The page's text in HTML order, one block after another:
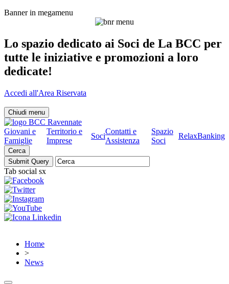
Banner in megamenu
Lo spazio dedicato ai Soci de La BCC per
tutte le iniziative e promozioni a loro
dedicate!
Accedi all'Area Riservata
Chiudi menu
Giovani e
Famiglie
Territorio e
Imprese
Soci
Contatti e
Assistenza
Spazio
Soci
RelaxBanking
Cerca
Tab social sx
Home
>
News